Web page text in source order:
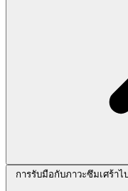
การรับมือกับภาวะซึมเศร้า